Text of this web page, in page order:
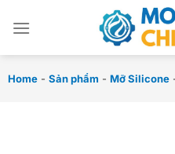
đến
Home - Sản phẩm - Mỡ Silicone